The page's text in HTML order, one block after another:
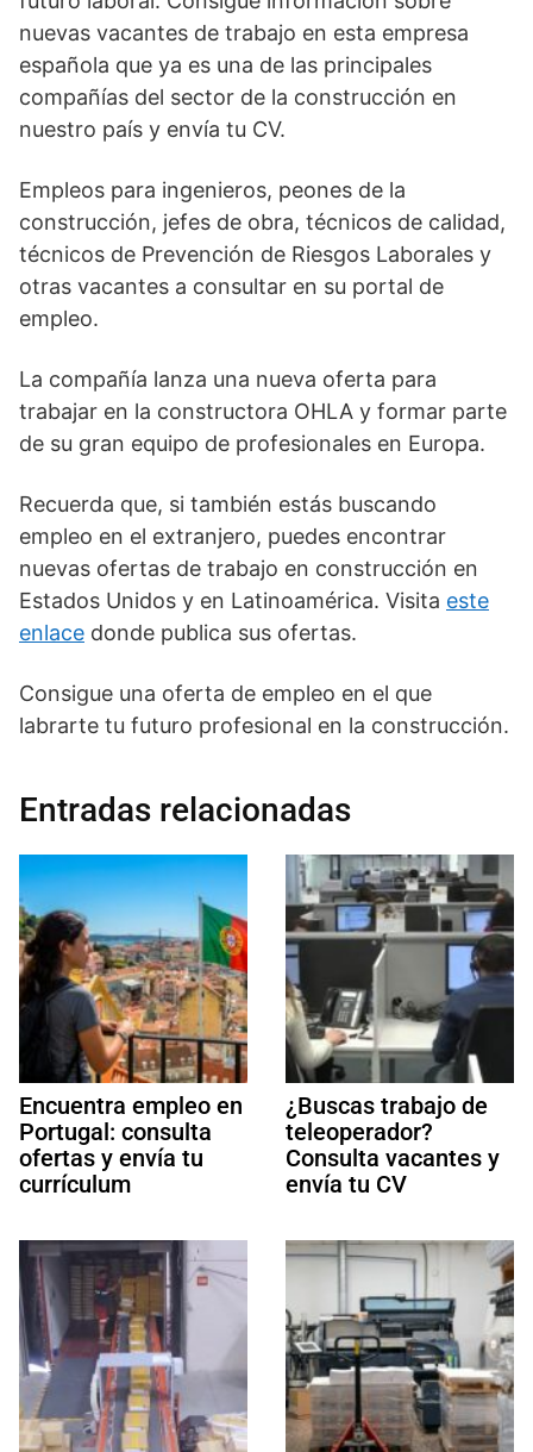
nuevas vacantes de trabajo en esta empresa
española que ya es una de las principales
compañías del sector de la construcción en
nuestro país y envía tu CV.
Empleos para ingenieros, peones de la
construcción, jefes de obra, técnicos de calidad,
técnicos de Prevención de Riesgos Laborales y
otras vacantes a consultar en su portal de
empleo.
La compañía lanza una nueva oferta para
trabajar en la constructora OHLA y formar parte
de su gran equipo de profesionales en Europa.
Recuerda que, si también estás buscando
empleo en el extranjero, puedes encontrar
nuevas ofertas de trabajo en construcción en
Estados Unidos y en Latinoamérica. Visita este
enlace donde publica sus ofertas.
Consigue una oferta de empleo en el que
labrarte tu futuro profesional en la construcción.
Entradas relacionadas
Encuentra empleo en
Portugal: consulta
ofertas y envía tu
currículum
¿Buscas trabajo de
teleoperador?
Consulta vacantes y
envía tu CV